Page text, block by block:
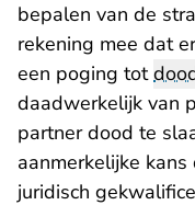
bepalen van de
rekening mee dat
een poging tot
daadwerkelijk van
partner dood te
aanmerkelijke
juridisch